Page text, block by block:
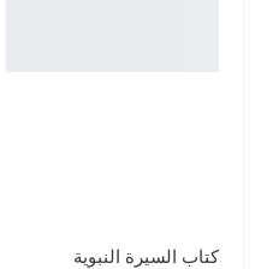
كتاب السيرة النبوية